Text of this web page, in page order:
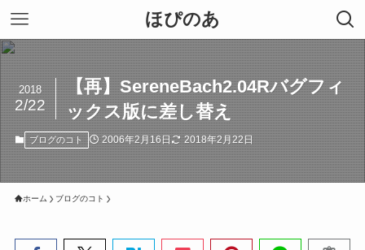
ほぴのあ
【再】SereneBach2.04Rバグフィ
ックス版に差し替え
2018
2/22
ブログのコト 2006年2月16日 2018年2月22日
ホーム ブログのコト